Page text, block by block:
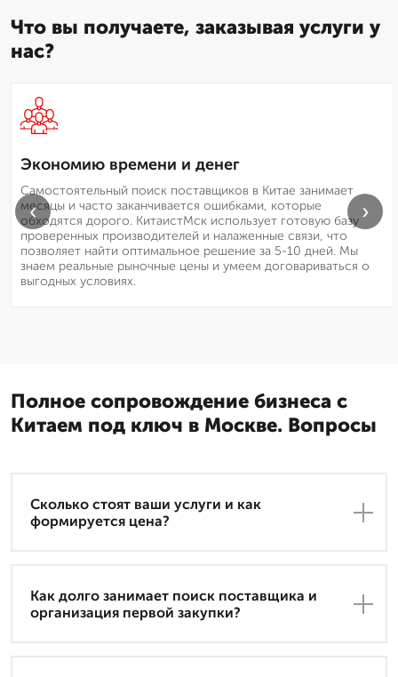
Что вы получаете, заказывая услуги у
нас?
Экономию времени и денег
Самостоятельный поиск поставщиков в Китае занимает
месяцы и часто заканчивается ошибками, которые
обходятся дорого. КитаистМск использует готовую базу
проверенных производителей и налаженные связи, что
позволяет найти оптимальное решение за 5-10 дней. Мы
знаем реальные рыночные цены и умеем договариваться о
выгодных условиях.
‹ ›
Полное сопровождение бизнеса с
Китаем под ключ в Москве. Вопросы
Сколько стоят ваши услуги и как
формируется цена?
Как долго занимает поиск поставщика и
организация первой закупки?